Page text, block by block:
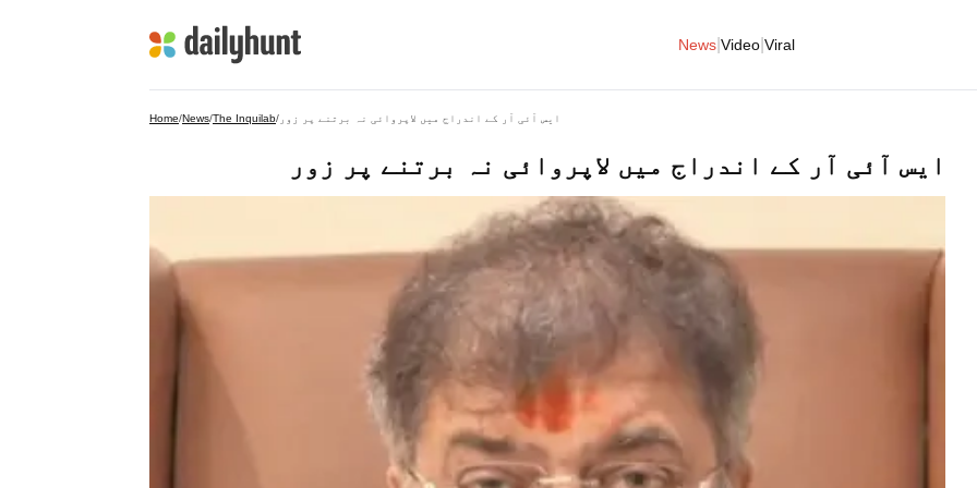
News Video Viral
Home/News/The Inquilab/ ایس آئی آر کے اندراج میں لاپروائی نہ برتنے پر زور
ایس آئی آر کے اندراج میں لاپروائی نہ برتنے پر زور